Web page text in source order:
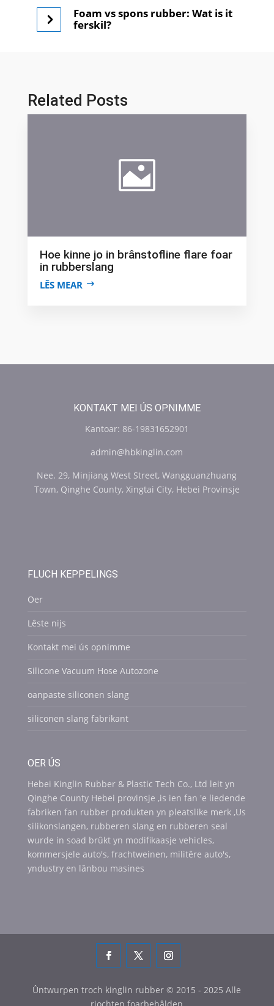
Foam vs spons rubber: Wat is it
ferskil?
Related Posts
Hoe kinne jo in brânstofline flare foar
in rubberslang
LÊS MEAR
KONTAKT MEI ÚS OPNIMME
Kantoar: 86-19831652901
admin@hbkinglin.com
Nee. 29, Minjiang West Street, Wangguanzhuang
Town, Qinghe County, Xingtai City, Hebei Provinsje
FLUCH KEPPELINGS
Oer
Lêste nijs
Kontakt mei ús opnimme
Silicone Vacuum Hose Autozone
oanpaste siliconen slang
siliconen slang fabrikant
OER ÚS
Hebei Kinglin Rubber & Plastic Tech Co., Ltd leit yn
Qinghe County Hebei provinsje ,is ien fan 'e liedende
fabriken fan rubber produkten yn pleatslike merk ,Us
silikonslangen, rubberen slang en rubberen seal
wurde in soad brûkt yn modifikaasje vehicles,
kommersjele auto's, frachtweinen, militêre auto's,
yndustry en lânbou masines
Ûntwurpen troch kinglin rubber © 2015 - 2025 Alle